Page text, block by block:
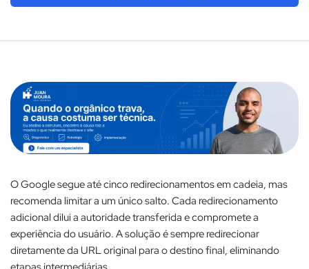
O Google segue até cinco redirecionamentos em cadeia, mas
recomenda limitar a um único salto. Cada redirecionamento
adicional dilui a autoridade transferida e compromete a
experiência do usuário. A solução é sempre redirecionar
diretamente da URL original para o destino final, eliminando